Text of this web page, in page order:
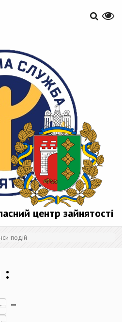
центр зайнятості
подій